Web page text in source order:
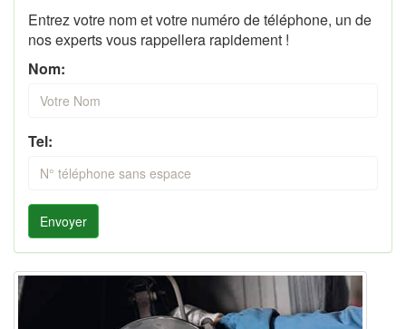
Entrez votre nom et votre numéro de téléphone, un de
nos experts vous rappellera rapidement !
Nom:
Tel:
Envoyer